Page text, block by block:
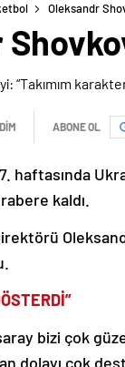
Oleksandr
ABONE OL
haftasında
kaldı.
bizi çok
dolayı çok